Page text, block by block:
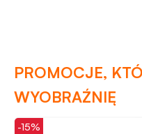
PROMOCJE,
WYOBRAŹNIĘ
-15%